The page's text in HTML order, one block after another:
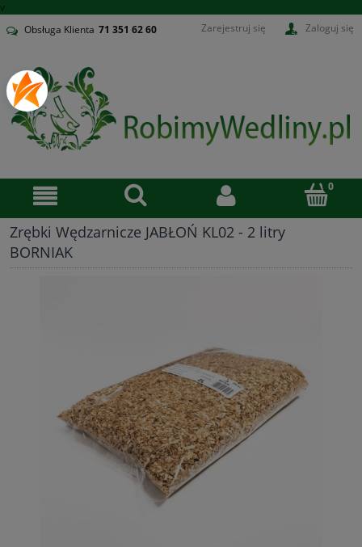
v
Obsługa Klienta 71 351 62 60 Zarejestruj się Zaloguj się
Zrębki Wędzarnicze JABŁOŃ KL02 - 2 litry
BORNIAK